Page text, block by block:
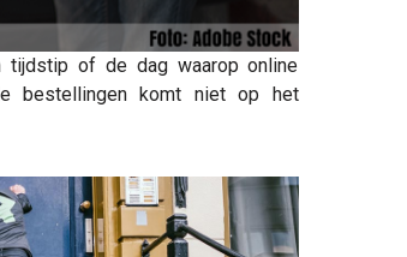
tijdstip of de dag waarop online
bestellingen komt niet op het